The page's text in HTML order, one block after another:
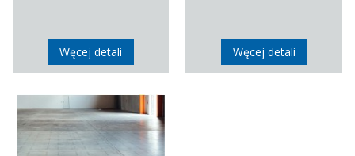
Węcej detali Węcej detali